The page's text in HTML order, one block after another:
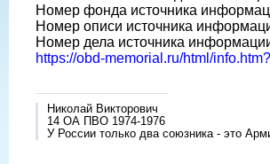
Номер фонда источника
Номер описи источника
Номер дела источника
https://obd-memorial.ru/html/
Николай Викторович
14 ОА ПВО 1974-1976
У России только два союзника - это